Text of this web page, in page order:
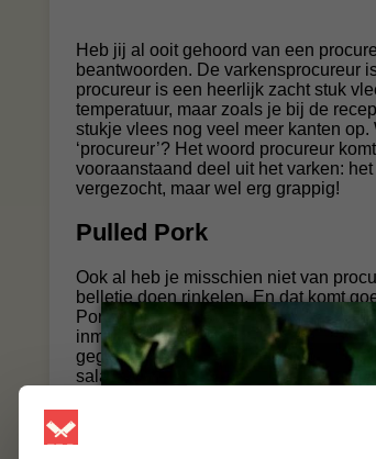
Heb jij al ooit gehoord van een
beantwoorden. De varkensprocureur
procureur is een heerlijk zacht stuk
temperatuur, maar zoals je bij de
stukje vlees nog veel meer kanten
‘procureur’? Het woord procureur
vooraanstaand deel uit het varken:
vergezocht, maar wel erg grappig!
Pulled Pork
Ook al heb je misschien niet van
belletje doen rinkelen. En dat komt
Pork is over komen waaien uit de
inmiddels ook zijn weg naar de rest
gegaarde procureur, waaruit je
salade doen of eten op een broodje.
Om het beste resultaat te bereiken
genoemd. Zodra de procureur de